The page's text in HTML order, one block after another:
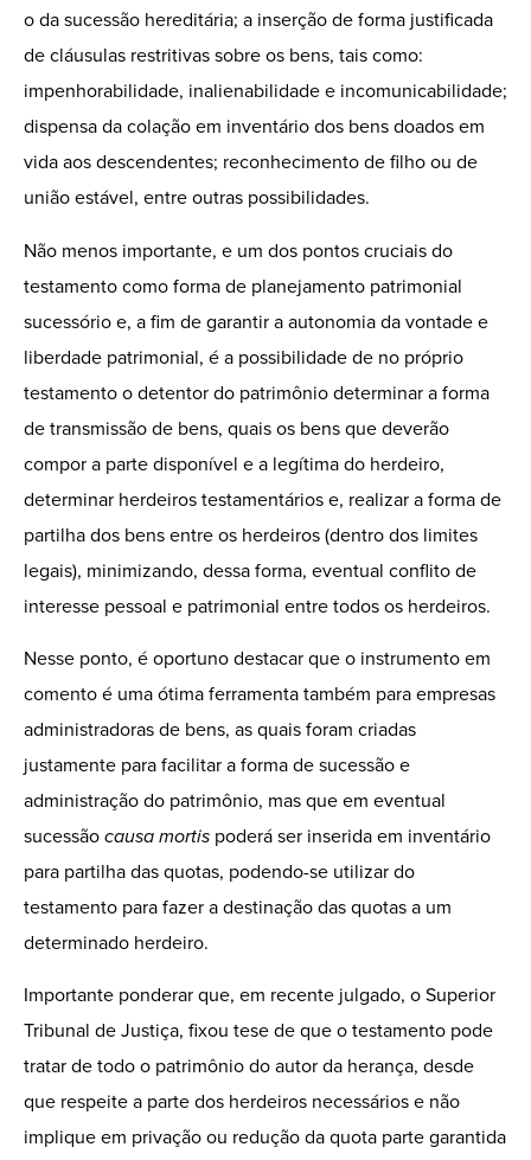
o da sucessão hereditária; a inserção de forma justificada
de cláusulas restritivas sobre os bens, tais como:
impenhorabilidade, inalienabilidade e incomunicabilidade;
dispensa da colação em inventário dos bens doados em
vida aos descendentes; reconhecimento de filho ou de
união estável, entre outras possibilidades.
Não menos importante, e um dos pontos cruciais do
testamento como forma de planejamento patrimonial
sucessório e, a fim de garantir a autonomia da vontade e
liberdade patrimonial, é a possibilidade de no próprio
testamento o detentor do patrimônio determinar a forma
de transmissão de bens, quais os bens que deverão
compor a parte disponível e a legítima do herdeiro,
determinar herdeiros testamentários e, realizar a forma de
partilha dos bens entre os herdeiros (dentro dos limites
legais), minimizando, dessa forma, eventual conflito de
interesse pessoal e patrimonial entre todos os herdeiros.
Nesse ponto, é oportuno destacar que o instrumento em
comento é uma ótima ferramenta também para empresas
administradoras de bens, as quais foram criadas
justamente para facilitar a forma de sucessão e
administração do patrimônio, mas que em eventual
sucessão causa mortis poderá ser inserida em inventário
para partilha das quotas, podendo-se utilizar do
testamento para fazer a destinação das quotas a um
determinado herdeiro.
Importante ponderar que, em recente julgado, o Superior
Tribunal de Justiça, fixou tese de que o testamento pode
tratar de todo o patrimônio do autor da herança, desde
que respeite a parte dos herdeiros necessários e não
implique em privação ou redução da quota parte garantida